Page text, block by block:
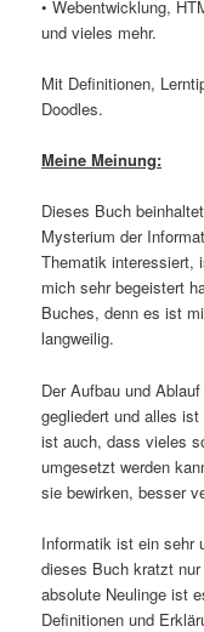
• Webentwicklung,
und vieles mehr.
Mit Definitionen,
Doodles.
Meine Meinung:
Dieses Buch
Mysterium der
Thematik interessiert,
mich sehr begeistert
Buches, denn es ist
langweilig.
Der Aufbau und
gegliedert und alles
ist auch, dass vieles
umgesetzt werden
sie bewirken, besser
Informatik ist ein sehr
dieses Buch kratzt
absolute Neulinge ist
Definitionen und